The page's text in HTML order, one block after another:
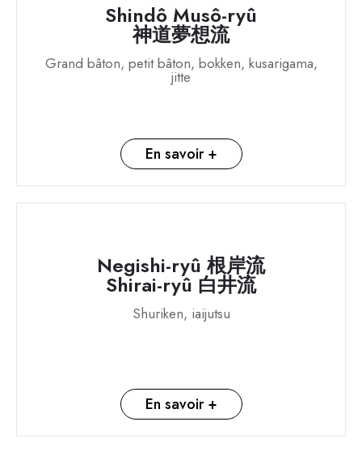
Shindô Musô-ryû
神道夢想流
Grand bâton, petit bâton, bokken, kusarigama,
jitte
En savoir +
Negishi-ryû 根岸流
Shirai-ryû 白井流
Shuriken, iaijutsu
En savoir +